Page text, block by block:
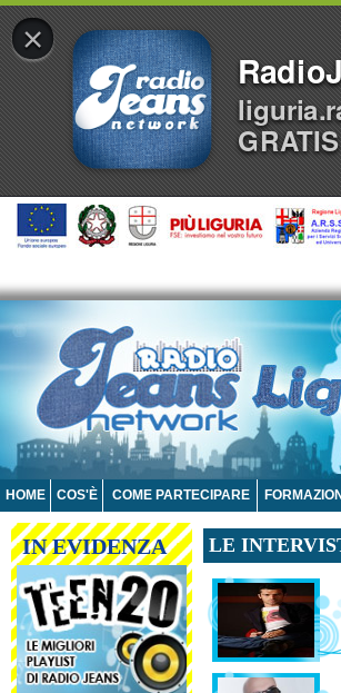
×
HOME COS'È COME PARTECIPARE
IN EVIDENZA LE